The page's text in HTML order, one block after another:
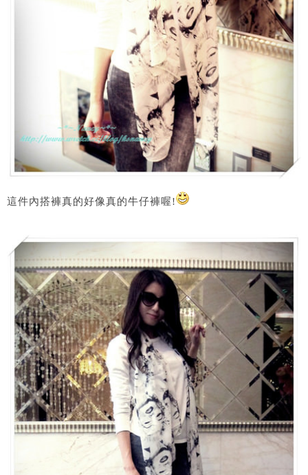
這件內搭褲真的好像真的牛仔褲喔!